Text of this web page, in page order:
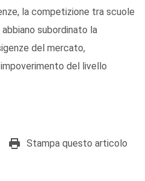
la competizione tra scuole
subordinato la
del mercato,
del livello
Stampa questo articolo